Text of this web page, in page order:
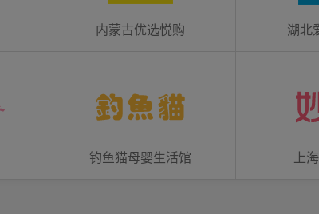
内蒙古优选悦购 湖北
钓鱼猫母婴生活馆 上